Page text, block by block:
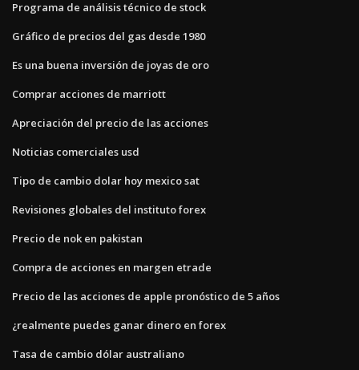
Programa de análisis técnico de stock
Gráfico de precios del gas desde 1980
Es una buena inversión de joyas de oro
Comprar acciones de marriott
Apreciación del precio de las acciones
Noticias comerciales usd
Tipo de cambio dolar hoy mexico sat
Revisiones globales del instituto forex
Precio de nok en pakistan
Compra de acciones en margen etrade
Precio de las acciones de apple pronóstico de 5 años
¿realmente puedes ganar dinero en forex
Tasa de cambio dólar australiano